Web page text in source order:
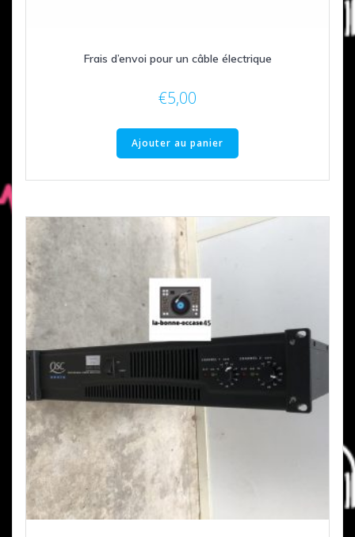
Frais d’envoi pour un câble électrique
€5,00
Ajouter au panier